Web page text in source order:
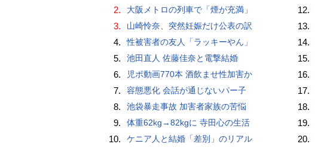
2. 大阪メトロの列車で「煙が充満」
3. 山崎怜奈、突然妊娠だけ公表の訳
4. 性被害者の友人「ラッキーやん」
5. 池田直人 佐藤佳奈と電撃結婚
6. 児ポ動画770本 酒飲ませ性加害か
7. 容態悪化 会話が通じないパー子
8. 池袋暴走事故 加害者家族の苦悩
9. 体重62kg→82kgに 寺田心の生活
10. ケニア人と結婚「差別」のリアル
12.
13.
14.
15.
16.
17.
18.
19.
20.